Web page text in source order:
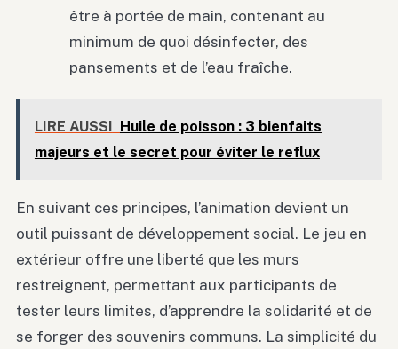
être à portée de main, contenant au
minimum de quoi désinfecter, des
pansements et de l’eau fraîche.
LIRE AUSSI Huile de poisson : 3 bienfaits
majeurs et le secret pour éviter le reflux
En suivant ces principes, l’animation devient un
outil puissant de développement social. Le jeu en
extérieur offre une liberté que les murs
restreignent, permettant aux participants de
tester leurs limites, d’apprendre la solidarité et de
se forger des souvenirs communs. La simplicité du